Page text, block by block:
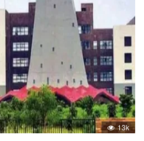
13k